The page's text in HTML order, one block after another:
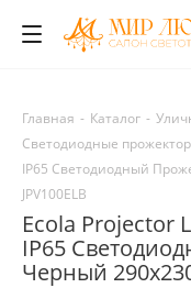
Главная - Каталог -
Светодиодные
IP65 Светодиодный
JPV100ELB
Ecola Projector
IP65
Черный